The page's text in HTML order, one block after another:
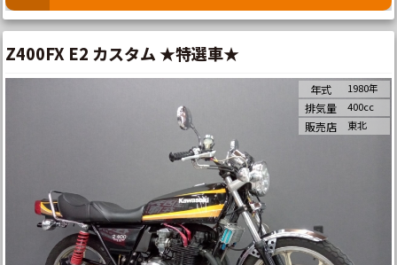
Z400FX E2 カスタム ★特選車★
年式 1980年
排気量 400cc
販売店 東北